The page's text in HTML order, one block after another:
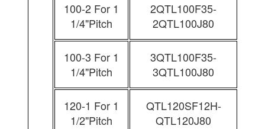
100-2 For 1
1/4"Pitch
2QTL100F35-
2QTL100J80
100-3 For 1
1/4"Pitch
3QTL100F35-
3QTL100J80
120-1 For 1
1/2"Pitch
QTL120SF12H-
QTL120J80